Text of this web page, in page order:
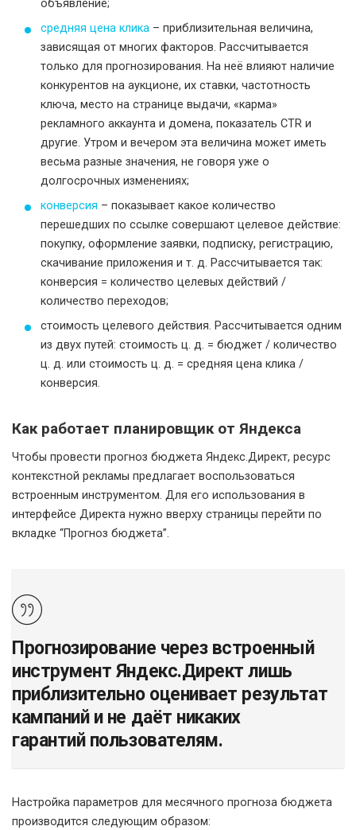
объявление;
средняя цена клика – приблизительная величина,
зависящая от многих факторов. Рассчитывается
только для прогнозирования. На неё влияют наличие
конкурентов на аукционе, их ставки, частотность
ключа, место на странице выдачи, «карма»
рекламного аккаунта и домена, показатель CTR и
другие. Утром и вечером эта величина может иметь
весьма разные значения, не говоря уже о
долгосрочных изменениях;
конверсия – показывает какое количество
перешедших по ссылке совершают целевое действие:
покупку, оформление заявки, подписку, регистрацию,
скачивание приложения и т. д. Рассчитывается так:
конверсия = количество целевых действий /
количество переходов;
стоимость целевого действия. Рассчитывается одним
из двух путей: стоимость ц. д. = бюджет / количество
ц. д. или стоимость ц. д. = средняя цена клика /
конверсия.
Как работает планировщик от Яндекса
Чтобы провести прогноз бюджета Яндекс.Директ, ресурс
контекстной рекламы предлагает воспользоваться
встроенным инструментом. Для его использования в
интерфейсе Директа нужно вверху страницы перейти по
вкладке “Прогноз бюджета”.
Прогнозирование через встроенный
инструмент Яндекс.Директ лишь
приблизительно оценивает результат
кампаний и не даёт никаких
гарантий пользователям.
Настройка параметров для месячного прогноза бюджета
производится следующим образом: